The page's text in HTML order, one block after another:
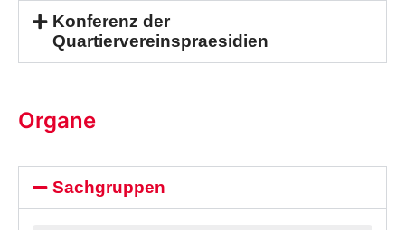
Konferenz der
Quartiervereinspraesidien
Organe
Sachgruppen